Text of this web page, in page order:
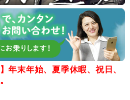
年末年始、夏季休暇、祝日、